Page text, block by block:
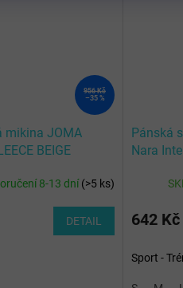
956 Kč
–35 %
mikina JOMA
BEIGE
8-13 dní(>5 ks)
DETAIL
Pánská
Nara
642 Kč
Sport -